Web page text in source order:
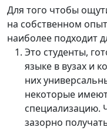
Для того чтобы
на собственном
наиболее подходит
Это студенты,
языке в вузах и
них
некоторые
специализацию.
зазорно